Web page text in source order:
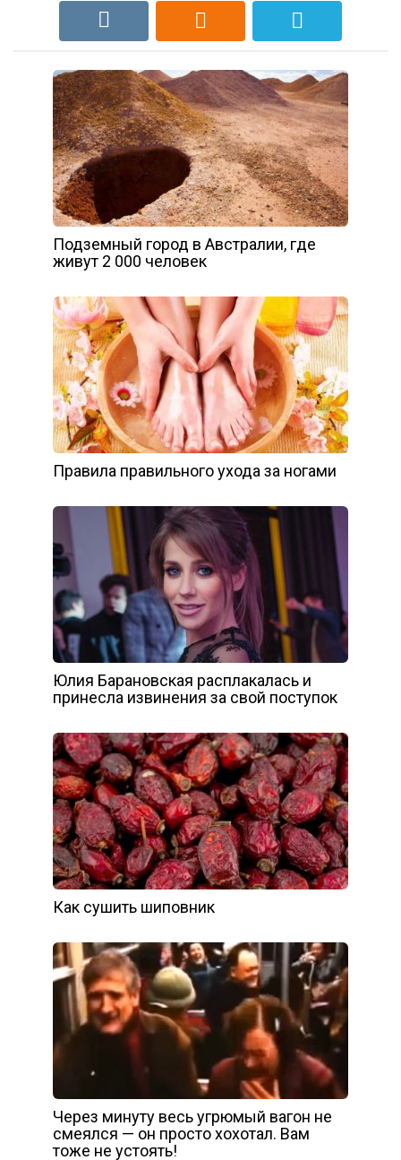
Подземный город в Австралии, где
живут 2 000 человек
Правила правильного ухода за ногами
Юлия Барановская расплакалась и
принесла извинения за свой поступок
Как сушить шиповник
Через минуту весь угрюмый вагон не
смеялся — он просто хохотал. Вам
тоже не устоять!